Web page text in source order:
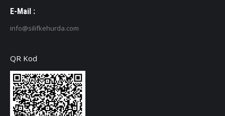
E-Mail :
info@silifkehurda.com
QR Kod